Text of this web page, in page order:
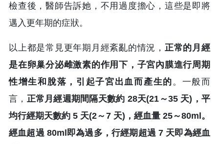
檢查後，醫師告訴她，不用過度擔心，這些是即將
邁入更年期的症狀。
以上都是常見更年期月經紊亂的情況， 正常的月經
是在卵巢分泌雌激素的作用下，子宮內膜進行周期
性增生和脫落，引起子宮出血而產生的 。一般而
言， 正常月經週期間隔天數約 28天(21～35 天)，平
均行經期天數約 5 天(2～7 天)，經血量 25～80ml。
經血超過 80ml即為過多，行經期超過 7 天即為經血